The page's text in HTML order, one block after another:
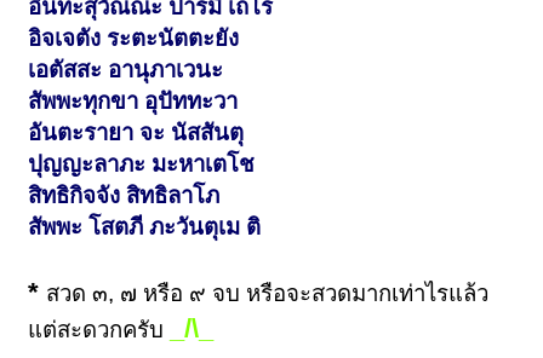
อินทะสุวัณณะ ปารมี เถโร
อิจเจตัง ระตะนัตตะยัง
เอตัสสะ อานุภาเวนะ
สัพพะทุกขา อุปัททะวา
อันตะรายา จะ นัสสันตุ
ปุญญะลาภะ มะหาเตโช
สิทธิกิจจัง สิทธิลาโภ
สัพพะ โสตภี ภะวันตุเม ติ
* สวด ๓, ๗ หรือ ๙ จบ หรือจะสวดมากเท่าไรแล้ว
แต่สะดวกครับ
_/\_